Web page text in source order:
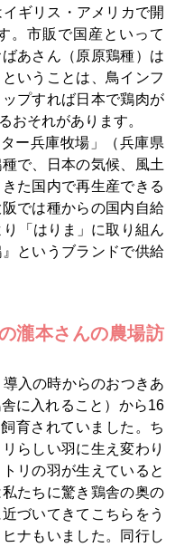
ギリス・アメリカで開
。市販で国産といって
あさん（原原鶏種）は
いうことは、鳥インフ
プすれば日本で鶏肉が
おそれがあります。
ー兵庫牧場」（兵庫県
で、日本の気候、風土
た国内で再生産できる
では種からの国内自給
「はりま」に取り組ん
というブランドで供給
瀧本さんの農場訪
入の時からのおつきあ
に入れること）から16
育されていました。ち
らしい羽に生え変わり
リの羽が生えていると
たちに驚き鶏舎の奥の
づいてきてこちらをう
ナもいました。同行し